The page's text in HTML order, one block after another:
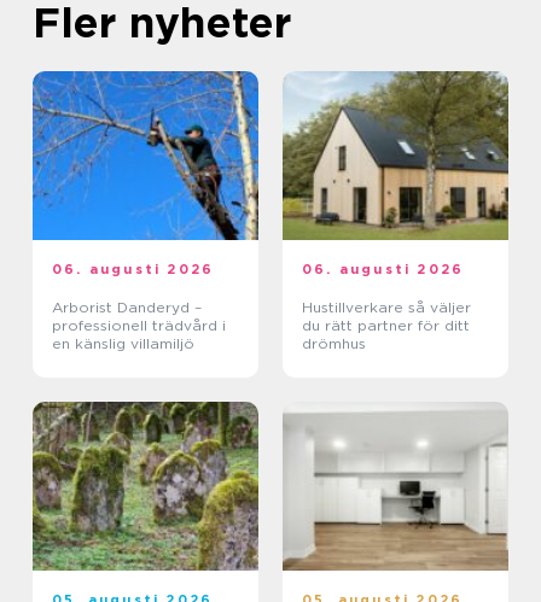
Fler nyheter
06. augusti 2026
Arborist Danderyd –
professionell trädvård i
en känslig villamiljö
06. augusti 2026
Hustillverkare så väljer
du rätt partner för ditt
drömhus